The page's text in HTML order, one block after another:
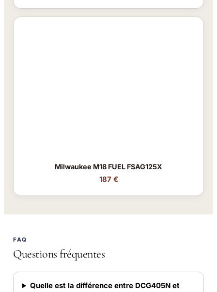
Milwaukee M18 FUEL FSAG125X
187 €
FAQ
Questions fréquentes
Quelle est la différence entre DCG405N et